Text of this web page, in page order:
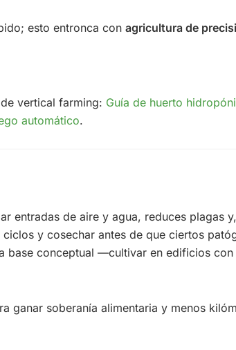
esto entronca conagricultura de
vertical farming: Guía de huerto
automático.
entradas de aire y agua, reduces plagas
ciclos y cosechar antes de que ciertos
base conceptual —cultivar en edificios
ganar soberanía alimentaria y menos